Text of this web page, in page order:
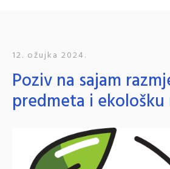
12. ožujka 2024.
Poziv na sajam
predmeta i